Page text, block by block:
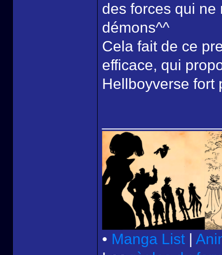
des forces qui
démons^^
Cela fait de ce
efficace, qui
Hellboyverse fort
• Manga List |